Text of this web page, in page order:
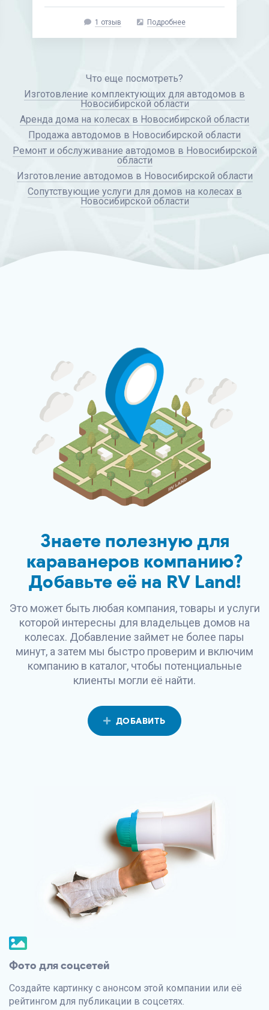
33 отзыва
Рейтинг 9,7 из 10
Подробнее
Что еще посмотреть?
Изготовление комплектующих для автодомов в
Новосибирской области
Аренда дома на колесах в Новосибирской области
Продажа автодомов в Новосибирской области
Ремонт и обслуживание автодомов в Новосибирской
области
Изготовление автодомов в Новосибирской области
Сопутствующие услуги для домов на колесах в
Новосибирской области
Знаете полезную для
караванеров компанию?
Добавьте её на RV Land!
Это может быть любая компания, товары и услуги
которой интересны для владельцев домов на
колесах. Добавление займет не более пары
минут, а затем мы быстро проверим и включим
компанию в каталог, чтобы потенциальные
клиенты могли её найти.
ДОБАВИТЬ
Фото для соцсетей
Создайте картинку с анонсом этой компании или её
рейтингом для публикации в соцсетях.